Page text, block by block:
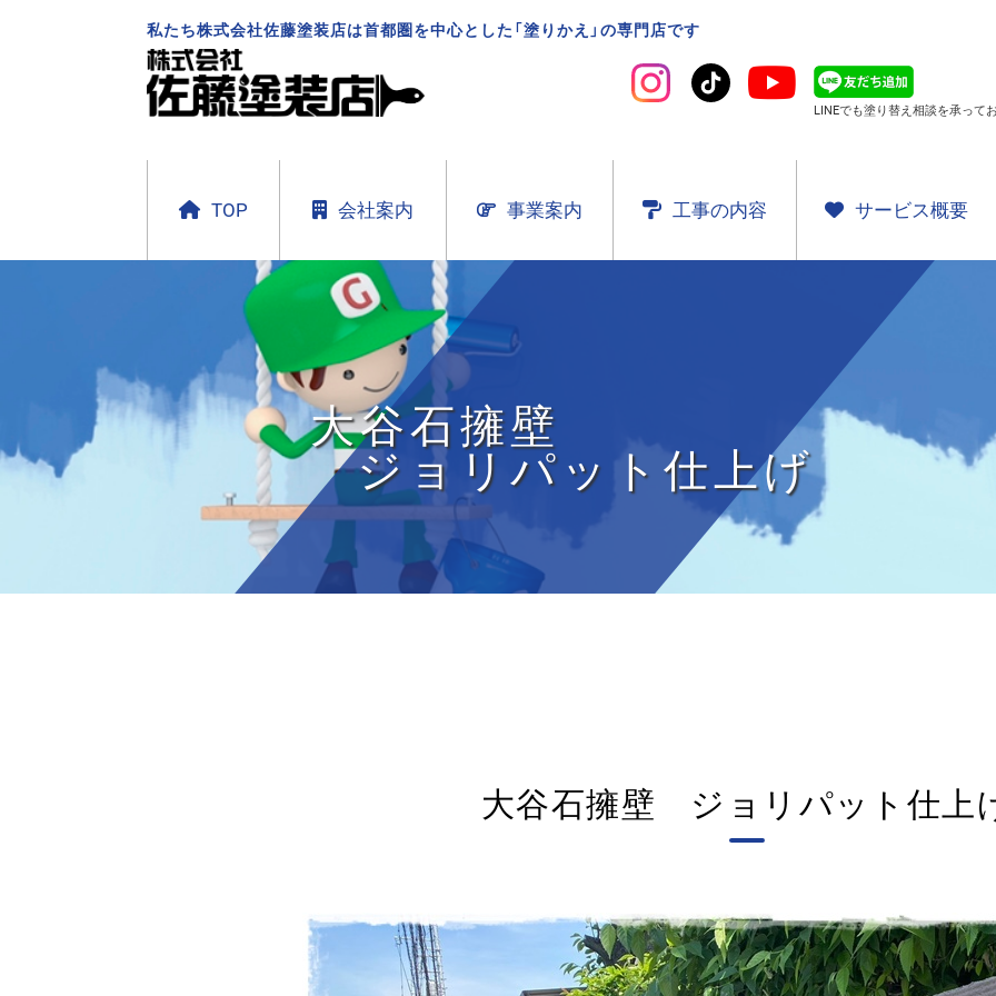
私たち株式会社佐藤塗装店は首都圏を中心とした「塗りかえ」の専門店です
LINEでも塗り替え相談を承って
TOP 会社案内 事業案内 工事の内容 サービス概要
大谷石擁壁
ジョリパット仕上げ
大谷石擁壁 ジョリパット仕上